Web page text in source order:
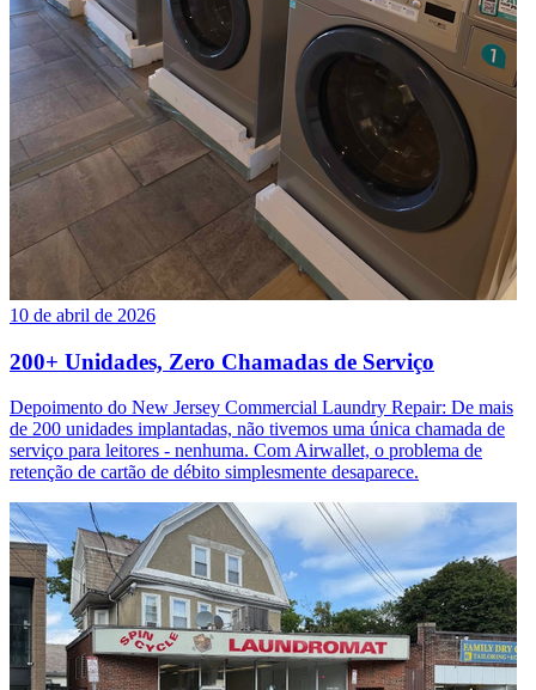
10 de abril de 2026
200+ Unidades, Zero Chamadas de Serviço
Depoimento do New Jersey Commercial Laundry Repair: De mais
de 200 unidades implantadas, não tivemos uma única chamada de
serviço para leitores - nenhuma. Com Airwallet, o problema de
retenção de cartão de débito simplesmente desaparece.